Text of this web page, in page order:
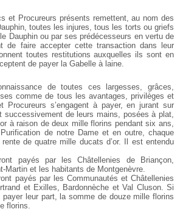
et Procureurs présents remettent, au nom des
toutes les injures, tous les torts ou griefs
Dauphin ou par ses prédécesseurs en vertu de
de faire accepter cette transaction dans leur
toutes restitutions auxquelles ils sont en
de payer la Gabelle à laine.
de toutes ces largesses, grâces,
comme de tous les avantages, privilèges et
Procureurs s’engagent à payer, en jurant sur
successivement de leurs mains, posées à plat,
à raison de deux mille florins pendant six ans,
de notre Dame et en outre, chaque
de quatre mille ducats d’or. Il est entendu
payés par les Châtellenies de Briançon,
Martin et les habitants de Montgenèvre.
payés par les Communautés et Châtellenies
et Exilles, Bardonnèche et Val Cluson. Si
leur part, la somme de douze mille florins
florins.